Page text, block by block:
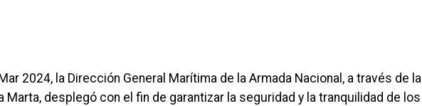
2024, la Dirección General Marítima de la Armada Nacional, a través de la
Marta, desplegó con el fin de garantizar la seguridad y la tranquilidad de los